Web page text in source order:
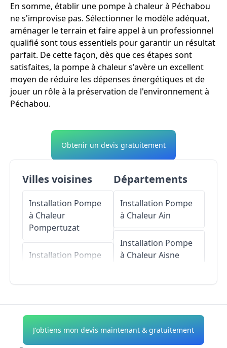
En somme, établir une pompe à chaleur à Péchabou
ne s'improvise pas. Sélectionner le modèle adéquat,
aménager le terrain et faire appel à un professionnel
qualifié sont tous essentiels pour garantir un résultat
parfait. De cette façon, dès que ces étapes sont
satisfaites, la pompe à chaleur s'avère un excellent
moyen de réduire les dépenses énergétiques et de
jouer un rôle à la préservation de l'environnement à
Péchabou.
Obtenir un devis gratuitement
Villes voisines
Installation Pompe
à Chaleur
Pompertuzat
Installation Pompe
Installation Pompe
Départements
Installation Pompe
à ChaleurAin
Installation Pompe
à ChaleurAisne
Installation Pompe
à Chaleur Alpes-de-
J'obtiens mon devis maintenant & gratuitement